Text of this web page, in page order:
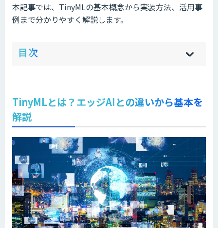
本記事では、TinyMLの基本概念から実装方法、活用事
例まで分かりやすく解説します。
目次 hi
]
sh
]
TinyMLとは？エッジAIとの違いから基本を
解説